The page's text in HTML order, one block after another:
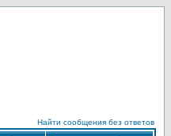
Найти сообщения без ответов